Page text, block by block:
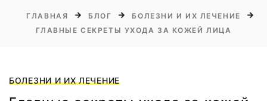
ГЛАВНАЯ БЛОГ
БОЛЕЗНИ И ИХ ЛЕЧЕНИЕ
ГЛАВНЫЕ СЕКРЕТЫ УХОДА ЗА КОЖЕЙ ЛИЦА
БОЛЕЗНИ И ИХ ЛЕЧЕНИЕ